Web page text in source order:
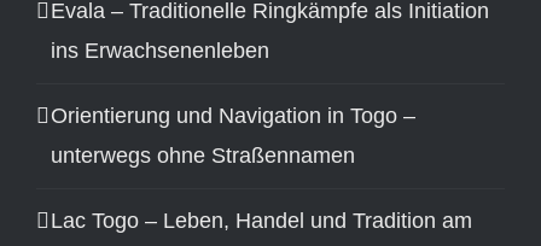
Evala – Traditionelle Ringkämpfe als Initiation
ins Erwachsenenleben
Orientierung und Navigation in Togo –
unterwegs ohne Straßennamen
Lac Togo – Leben, Handel und Tradition am